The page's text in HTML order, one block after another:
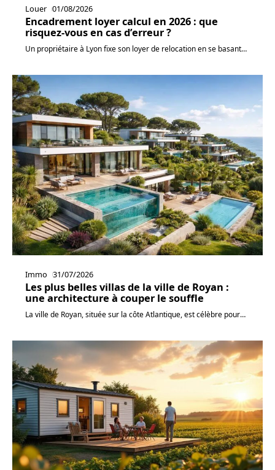
Louer 01/08/2026
Encadrement loyer calcul en 2026 : que
risquez-vous en cas d’erreur ?
Un propriétaire à Lyon fixe son loyer de relocation en se basant…
Immo 31/07/2026
Les plus belles villas de la ville de Royan :
une architecture à couper le souffle
La ville de Royan, située sur la côte Atlantique, est célèbre pour…